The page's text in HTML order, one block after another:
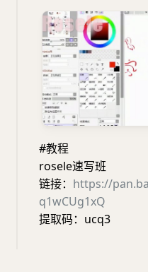
#教程
rosele速写班
链接： https://
q1wCUg1xQ
提取码：ucq3